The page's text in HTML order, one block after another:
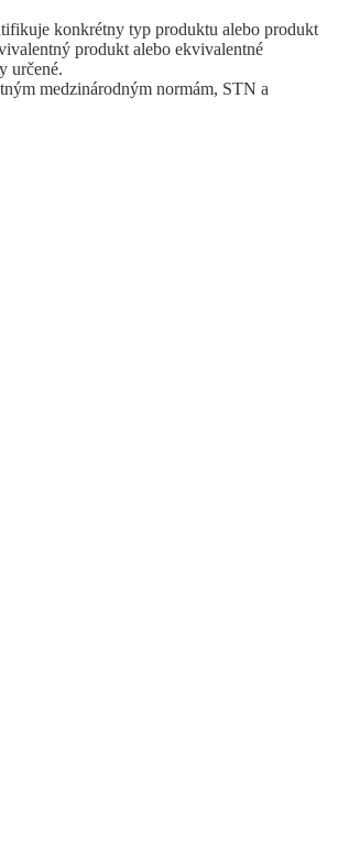
konkrétny typ produktu alebo produkt
produkt alebo ekvivalentné
určené.
medzinárodným normám, STN a